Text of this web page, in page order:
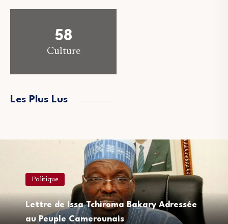
58
Culture
Les Plus Lus
Politique
Lettre de Issa Tchiroma Bakary Adressée
au Peuple Camerounais